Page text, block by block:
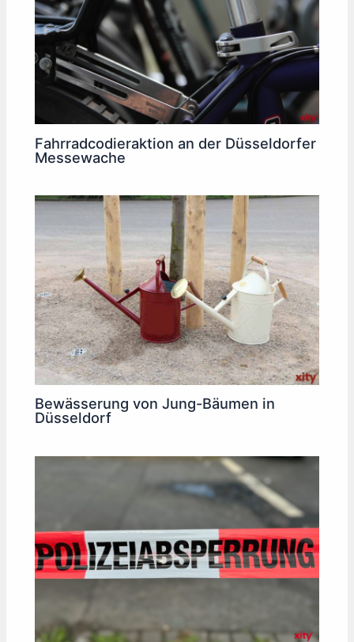
Fahrradcodieraktion an der Düsseldorfer
Messewache
Bewässerung von Jung-Bäumen in
Düsseldorf